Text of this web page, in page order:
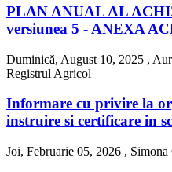
PLAN ANUAL AL
versiunea 5 - ANEXA
Duminică, August 10, 2025 ,
Registrul Agricol
Informare cu privire la
instruire si certificare in
Joi, Februarie 05, 2026 , Simona